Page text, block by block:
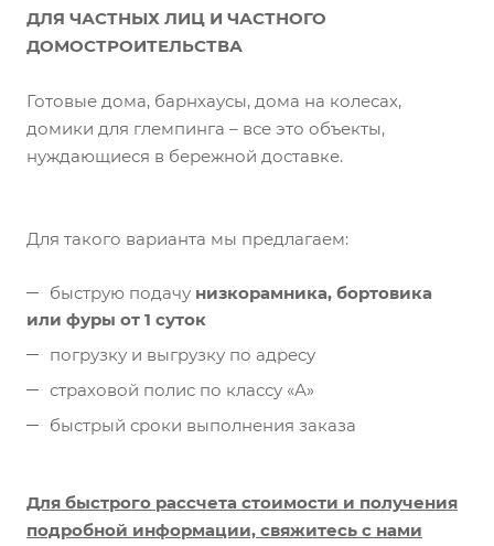
ДЛЯ ЧАСТНЫХ ЛИЦ И ЧАСТНОГО
ДОМОСТРОИТЕЛЬСТВА
Готовые дома, барнхаусы, дома на колесах,
домики для глемпинга – все это объекты,
нуждающиеся в бережной доставке.
Для такого варианта мы предлагаем:
быструю подачу низкорамника, бортовика
или фуры от 1 суток
погрузку и выгрузку по адресу
страховой полис по классу «А»
быстрый сроки выполнения заказа
Для быстрого рассчета стоимости и получения
подробной информации, свяжитесь с нами